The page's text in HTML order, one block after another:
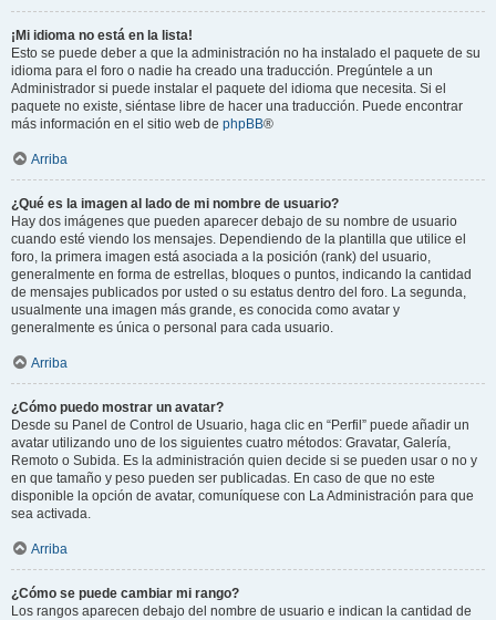
¡Mi idioma no está en la lista!
Esto se puede deber a que la administración no ha instalado el paquete de su
idioma para el foro o nadie ha creado una traducción. Pregúntele a un
Administrador si puede instalar el paquete del idioma que necesita. Si el
paquete no existe, siéntase libre de hacer una traducción. Puede encontrar
más información en el sitio web de phpBB®
Arriba
¿Qué es la imagen al lado de mi nombre de usuario?
Hay dos imágenes que pueden aparecer debajo de su nombre de usuario
cuando esté viendo los mensajes. Dependiendo de la plantilla que utilice el
foro, la primera imagen está asociada a la posición (rank) del usuario,
generalmente en forma de estrellas, bloques o puntos, indicando la cantidad
de mensajes publicados por usted o su estatus dentro del foro. La segunda,
usualmente una imagen más grande, es conocida como avatar y
generalmente es única o personal para cada usuario.
Arriba
¿Cómo puedo mostrar un avatar?
Desde su Panel de Control de Usuario, haga clic en “Perfil” puede añadir un
avatar utilizando uno de los siguientes cuatro métodos: Gravatar, Galería,
Remoto o Subida. Es la administración quien decide si se pueden usar o no y
en que tamaño y peso pueden ser publicadas. En caso de que no este
disponible la opción de avatar, comuníquese con La Administración para que
sea activada.
Arriba
¿Cómo se puede cambiar mi rango?
Los rangos aparecen debajo del nombre de usuario e indican la cantidad de